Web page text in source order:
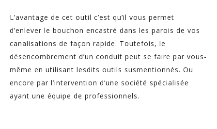
L’avantage de cet outil c’est qu’il vous permet
d’enlever le bouchon encastré dans les parois de vos
canalisations de façon rapide. Toutefois, le
désencombrement d’un conduit peut se faire par vous-
même en utilisant lesdits outils susmentionnés. Ou
encore par l’intervention d’une société spécialisée
ayant une équipe de professionnels.